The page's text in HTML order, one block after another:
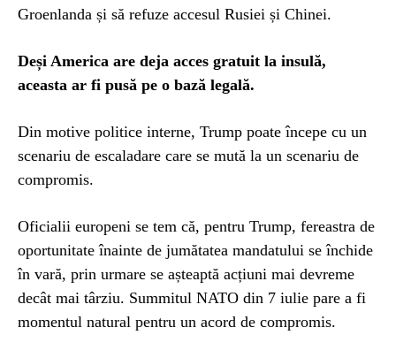
Groenlanda și să refuze accesul Rusiei și Chinei.
Deși America are deja acces gratuit la insulă,
aceasta ar fi pusă pe o bază legală.
Din motive politice interne, Trump poate începe cu un
scenariu de escaladare care se mută la un scenariu de
compromis.
Oficialii europeni se tem că, pentru Trump, fereastra de
oportunitate înainte de jumătatea mandatului se închide
în vară, prin urmare se așteaptă acțiuni mai devreme
decât mai târziu. Summitul NATO din 7 iulie pare a fi
momentul natural pentru un acord de compromis.